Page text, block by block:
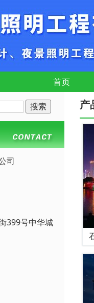
首页
司
399号中华城
产